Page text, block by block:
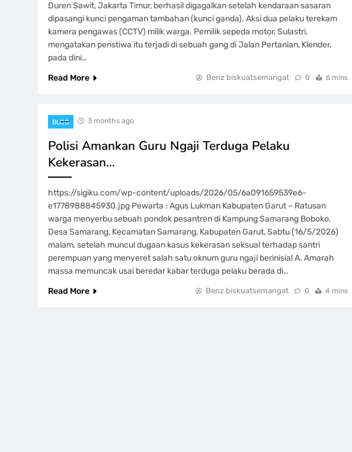
Duren Sawit, Jakarta Timur, berhasil digagalkan setelah kendaraan sasaran
dipasangi kunci pengaman tambahan (kunci ganda). Aksi dua pelaku terekam
kamera pengawas (CCTV) milik warga. Pemilik sepeda motor, Sulastri,
mengatakan peristiwa itu terjadi di sebuah gang di Jalan Pertanian, Klender,
pada dini…
Read More
Benz biskuatsemangat 0 6 mins
BLOG 3 months ago
Polisi Amankan Guru Ngaji Terduga Pelaku
Kekerasan…
https://sigiku.com/wp-content/uploads/2026/05/6a091659539e6-
e1778988845930.jpg Pewarta : Agus Lukman Kabupaten Garut – Ratusan
warga menyerbu sebuah pondok pesantren di Kampung Samarang Boboko,
Desa Samarang, Kecamatan Samarang, Kabupaten Garut, Sabtu (16/5/2026)
malam, setelah muncul dugaan kasus kekerasan seksual terhadap santri
perempuan yang menyeret salah satu oknum guru ngaji berinisial A. Amarah
massa memuncak usai beredar kabar terduga pelaku berada di…
Read More
Benz biskuatsemangat 0 4 mins